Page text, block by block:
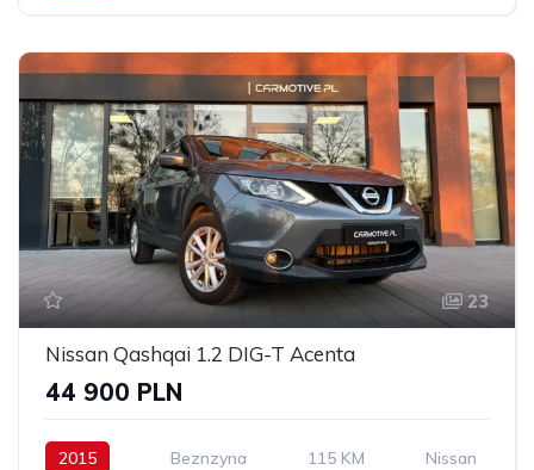
23
Nissan Qashqai 1.2 DIG-T Acenta
44 900 PLN
2015 Beznzyna 115 KM Nissan